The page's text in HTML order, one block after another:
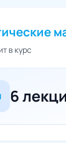
в курс
6